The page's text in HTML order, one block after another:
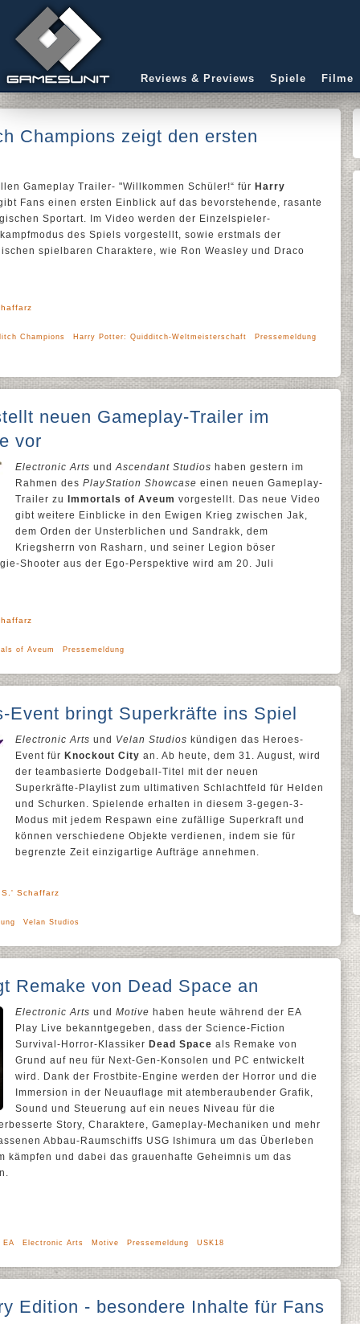
Reviews & Previews Spiele Filme
Champions zeigt den ersten
Gameplay Trailer- "Willkommen Schüler!“ für Harry
Fans einen ersten Einblick auf das bevorstehende, rasante
Sportart. Im Video werden der Einzelspieler-
des Spiels vorgestellt, sowie erstmals der
spielbaren Charaktere, wie Ron Weasley und Draco
Champions Harry Potter: Quidditch-Weltmeisterschaft Pressemeldung
neuen Gameplay-Trailer im
vor
Electronic Arts undAscendant Studios haben gestern im
Rahmen des PlayStation Showcase einen neuen Gameplay-
Trailer zu
Immortals of Aveum vorgestellt. Das neue Video
gibt weitere Einblicke in den Ewigen Krieg zwischen Jak,
dem Orden der Unsterblichen und Sandrakk, dem
Kriegsherrn von Rasharn, und seiner Legion böser
Shooter aus der Ego-Perspektive wird am 20. Juli
of Aveum Pressemeldung
Event bringt Superkräfte ins Spiel
Electronic Arts und Velan Studios kündigen das Heroes-
Event für Knockout City an. Ab heute, dem 31. August, wird
der teambasierte Dodgeball-Titel mit der neuen
Superkräfte-Playlist zum ultimativen Schlachtfeld für Helden
und Schurken. Spielende erhalten in diesem 3-gegen-3-
Modus mit jedem Respawn eine zufällige Superkraft und
können verschiedene Objekte verdienen, indem sie für
begrenzte Zeit einzigartige Aufträge annehmen.
S.' Schaffarz
Velan Studios
Remake von Dead Space an
Electronic Arts und Motive haben heute während der EA
Play Live bekanntgegeben, dass der Science-Fiction
Survival-Horror-Klassiker Dead Space als Remake von
Grund auf neu für Next-Gen-Konsolen und PC entwickelt
wird. Dank der Frostbite-Engine werden der Horror und die
Immersion in der Neuauflage mit atemberaubender Grafik,
Sound und Steuerung auf ein neues Niveau für die
Story, Charaktere, Gameplay-Mechaniken und mehr
Abbau-Raumschiffs USG Ishimura um das Überleben
kämpfen und dabei das grauenhafte Geheimnis um das
EA Electronic Arts Motive Pressemeldung USK18
Edition - besondere Inhalte für Fans